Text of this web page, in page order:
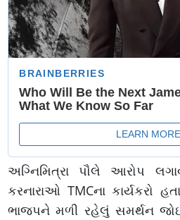
અગ્નિમિત્રા પૌલે આરોપ
કરનારાઓ TMCના કાર્યકરો
ભાજપને મળી રહેલું સમર્થન